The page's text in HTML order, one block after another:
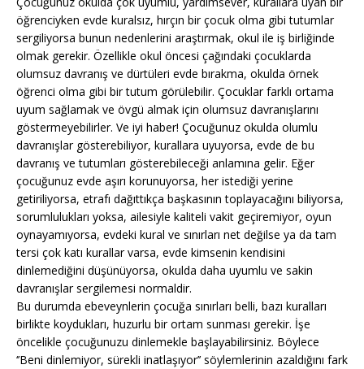
öğrenciyken evde kuralsız, hırçın bir çocuk olma gibi tutumlar
sergiliyorsa bunun nedenlerini araştırmak, okul ile iş birliğinde
olmak gerekir. Özellikle okul öncesi çağındaki çocuklarda
olumsuz davranış ve dürtüleri evde bırakma, okulda örnek
öğrenci olma gibi bir tutum görülebilir. Çocuklar farklı ortama
uyum sağlamak ve övgü almak için olumsuz davranışlarını
göstermeyebilirler. Ve iyi haber! Çocuğunuz okulda olumlu
davranışlar gösterebiliyor, kurallara uyuyorsa, evde de bu
davranış ve tutumları gösterebileceği anlamına gelir. Eğer
çocuğunuz evde aşırı korunuyorsa, her istediği yerine
getiriliyorsa, etrafı dağıttıkça başkasının toplayacağını biliyorsa,
sorumlulukları yoksa, ailesiyle kaliteli vakit geçiremiyor, oyun
oynayamıyorsa, evdeki kural ve sınırları net değilse ya da tam
tersi çok katı kurallar varsa, evde kimsenin kendisini
dinlemediğini düşünüyorsa, okulda daha uyumlu ve sakin
davranışlar sergilemesi normaldir.
Bu durumda ebeveynlerin çocuğa sınırları belli, bazı kuralları
birlikte koydukları, huzurlu bir ortam sunması gerekir. İşe
öncelikle çocuğunuzu dinlemekle başlayabilirsiniz. Böylece
‘’Beni dinlemiyor, sürekli inatlaşıyor’’ söylemlerinin azaldığını fark